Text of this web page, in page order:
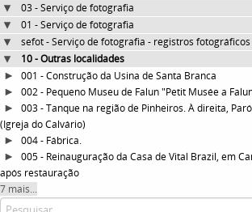
03 - Serviço de fotografia
01 - Serviço de fotografia
sefot - Serviço de fotografia - registros fotográficos
10 - Outras localidades
001 - Construção da Usina de Santa Branca
002 - Pequeno Museu de Falun "Petit Musée a
003 - Tanque na região de Pinheiros. À direita,
(Igreja do Calvário)
004 - Fábrica.
005 - Reinauguração da Casa de Vital Brazil, em
após restauração
7 mais...